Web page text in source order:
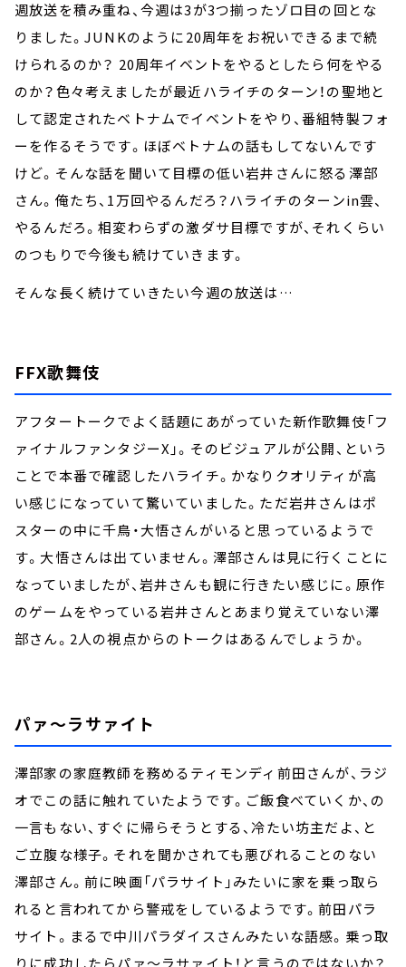
週放送を積み重ね、今週は3が3つ揃ったゾロ目の回とな
りました。JUNKのように20周年をお祝いできるまで続
けられるのか？ 20周年イベントをやるとしたら何をやる
のか？色々考えましたが最近ハライチのターン！の聖地と
して認定されたベトナムでイベントをやり、番組特製フォ
ーを作るそうです。ほぼベトナムの話もしてないんです
けど。そんな話を聞いて目標の低い岩井さんに怒る澤部
さん。俺たち、1万回やるんだろ？ハライチのターンin雲、
やるんだろ。相変わらずの激ダサ目標ですが、それくらい
のつもりで今後も続けていきます。
そんな長く続けていきたい今週の放送は…
FFX歌舞伎
アフタートークでよく話題にあがっていた新作歌舞伎「フ
ァイナルファンタジーX」。そのビジュアルが公開、という
ことで本番で確認したハライチ。かなりクオリティが高
い感じになっていて驚いていました。ただ岩井さんはポ
スターの中に千鳥・大悟さんがいると思っているようで
す。大悟さんは出ていません。澤部さんは見に行くことに
なっていましたが、岩井さんも観に行きたい感じに。原作
のゲームをやっている岩井さんとあまり覚えていない澤
部さん。2人の視点からのトークはあるんでしょうか。
パァ～ラサァイト
澤部家の家庭教師を務めるティモンディ前田さんが、ラジ
オでこの話に触れていたようです。ご飯食べていくか、の
一言もない、すぐに帰らそうとする、冷たい坊主だよ、と
ご立腹な様子。それを聞かされても悪びれることのない
澤部さん。前に映画「パラサイト」みたいに家を乗っ取ら
れると言われてから警戒をしているようです。前田パラ
サイト。まるで中川パラダイスさんみたいな語感。乗っ取
りに成功したらパァ～ラサァイト！と言うのではないか？